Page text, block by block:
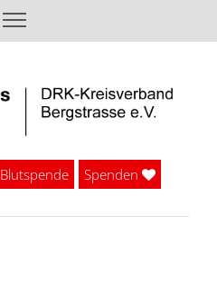
Blutspende Spenden